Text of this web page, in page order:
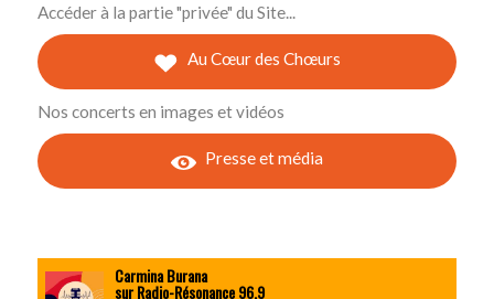
Accéder à la partie "privée" du Site...
Au Cœur des Chœurs
Nos concerts en images et vidéos
Presse et média
Carmina Burana
sur Radio-Résonance 96.9